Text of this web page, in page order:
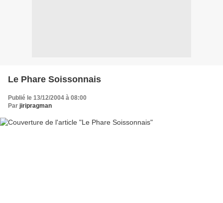
Le Phare Soissonnais
Publié le 13/12/2004 à 08:00
Par jiripragman